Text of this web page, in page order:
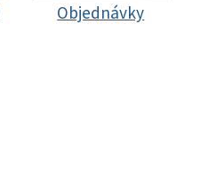
Objednávky